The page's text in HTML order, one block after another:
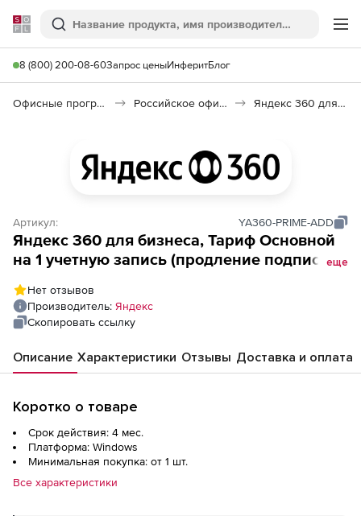
Softline
Поиск
8 (800) 200-08-60Запрос ценыИнферитБлог
Офисные программы Российское офисное ПО (Импортозамещение) Яндекс 360 для бизнеса
Артикул: YA360-PRIME-ADD
Яндекс 360 для бизнеса, Тариф Основной
на 1 учетную запись (продление подписки,
подписки), на 4 месяца до конца
действующей подписки
еще
Нет отзывов
Производитель: Яндекс
Скопировать ссылку
Описание Характеристики Отзывы Доставка и оплата
Коротко о товаре
Срок действия: 4 мес.
Платформа: Windows
Минимальная покупка: от 1 шт.
Все характеристики